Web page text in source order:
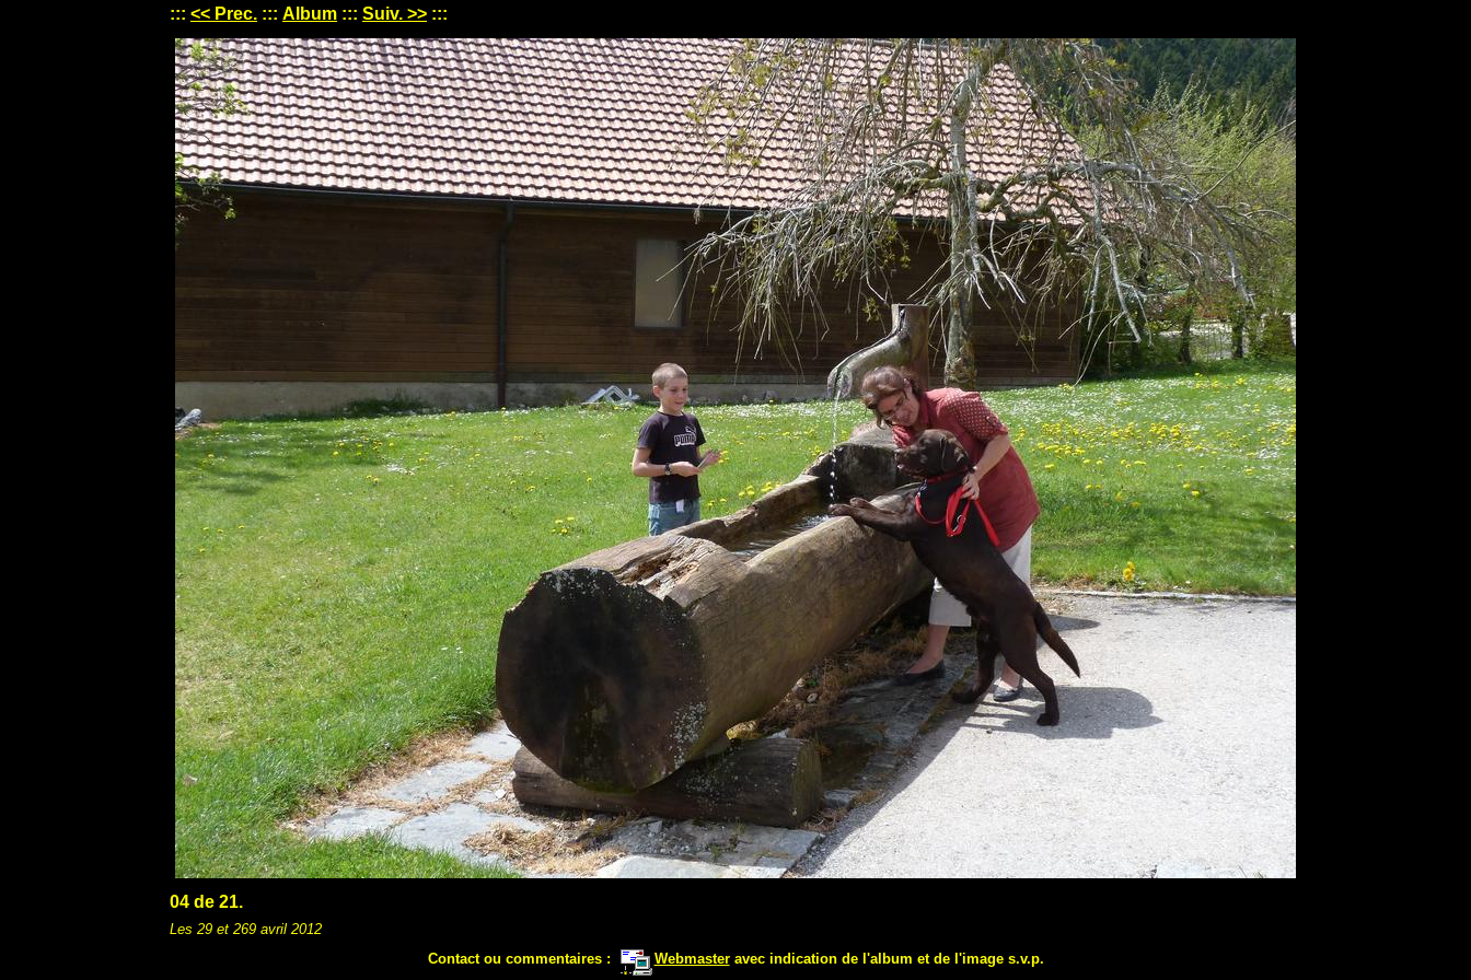
::: << Prec. ::: Album ::: Suiv. >> :::
04 de 21.
Les 29 et 269 avril 2012
Contact ou commentaires :
Webmasteravec indication de l'album et de l'image s.v.p.